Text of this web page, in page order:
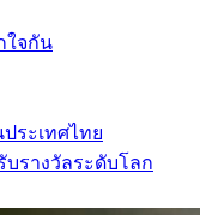
ใจกัน
ประเทศไทย
รางวัลระดับโลก